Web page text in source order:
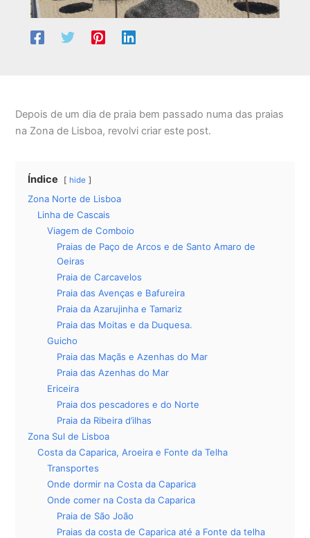
Depois de um dia de praia bem passado numa das praias
na Zona de Lisboa, revolvi criar este post.
Índice hide
Zona Norte de Lisboa
Linha de Cascais
Viagem de Comboio
Praias de Paço de Arcos e de Santo Amaro de
Oeiras
Praia de Carcavelos
Praia das Avenças e Bafureira
Praia da Azarujinha e Tamariz
Praia das Moitas e da Duquesa.
Guicho
Praia das Maçãs e Azenhas do Mar
Praia das Azenhas do Mar
Ericeira
Praia dos pescadores e do Norte
Praia da Ribeira d’ilhas
Zona Sul de Lisboa
Costa da Caparica, Aroeira e Fonte da Telha
Transportes
Onde dormir na Costa da Caparica
Onde comer na Costa da Caparica
Praia de São João
Praias da costa de Caparica até a Fonte da telha